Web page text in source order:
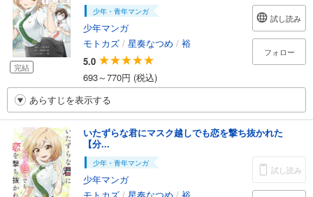
完結
少年・青年マンガ
少年マンガ
モトカズ / 星奏なつめ / 裕
5.0
693～770円 (税込)
試し読み
フォロー
あらすじを表示する
いたずらな君にマスク越しでも恋を撃ち抜かれた
【分...
少年・青年マンガ
少年マンガ
試し読み